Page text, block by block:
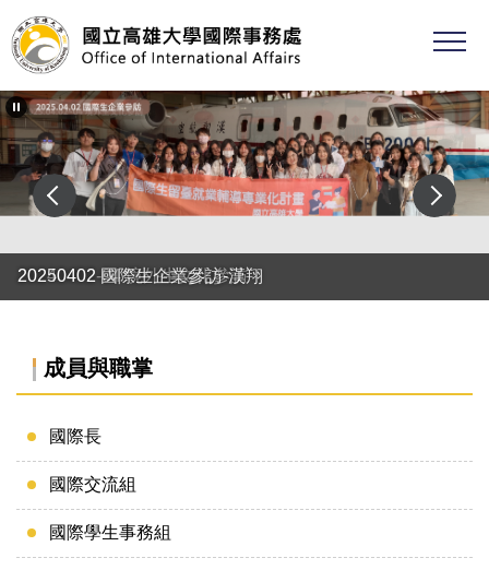
跳
到
主
要
內
容
區
20250402 國際生企業參訪-漢翔
20240402-04 境外生文化參訪
成員與職掌
國際長
國際交流組
國際學生事務組